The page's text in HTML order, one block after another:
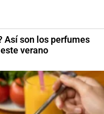
Así son los perfumes
verano